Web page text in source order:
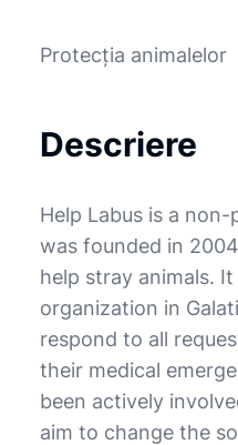
Protecția animalelor
Descriere
Help Labus is a
was founded in
help stray animals.
organization in
respond to all
their medical
been actively
aim to change the